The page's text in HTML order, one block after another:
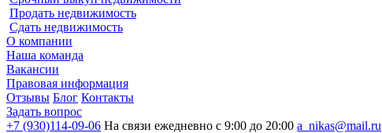
Продать недвижимость
Сдать недвижимость
О компании
Наша команда
Вакансии
Правовая информация
Отзывы Блог Контакты
Задать вопрос
+7 (930)114-09-06 На связи ежедневно с 9:00 до 20:00 a_nikas@mail.ru